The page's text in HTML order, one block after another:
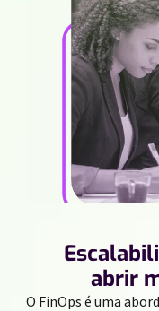
abrir
O FinOps é uma